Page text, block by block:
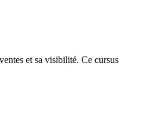
et sa visibilité. Ce cursus